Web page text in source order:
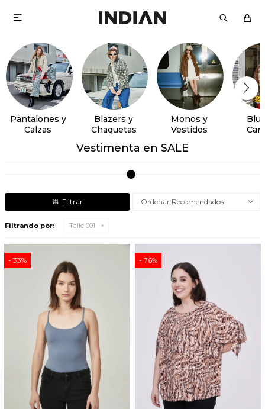

Pantalones y
Calzas
Blazers y
Chaquetas
Monos y
Vestidos
Vestimenta en SALE
Recomendados
Filtrando por: Talle 001
33 76